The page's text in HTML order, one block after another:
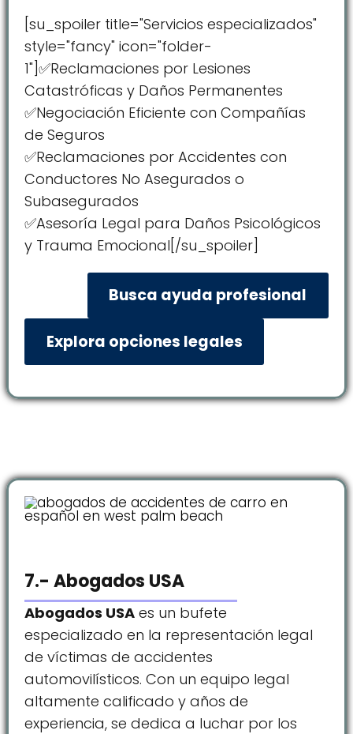
[su_spoiler title="Servicios especializados"
style="fancy" icon="folder-
1"]✅Reclamaciones por Lesiones
Catastróficas y Daños Permanentes
✅Negociación Eficiente con Compañías
de Seguros
✅Reclamaciones por Accidentes con
Conductores No Asegurados o
Subasegurados
✅Asesoría Legal para Daños Psicológicos
y Trauma Emocional[/su_spoiler]
Busca ayuda profesional
Explora opciones legales
7.- Abogados USA
Abogados USA es un bufete
especializado en la representación legal
de víctimas de accidentes
automovilísticos. Con un equipo legal
altamente calificado y años de
experiencia, se dedica a luchar por los